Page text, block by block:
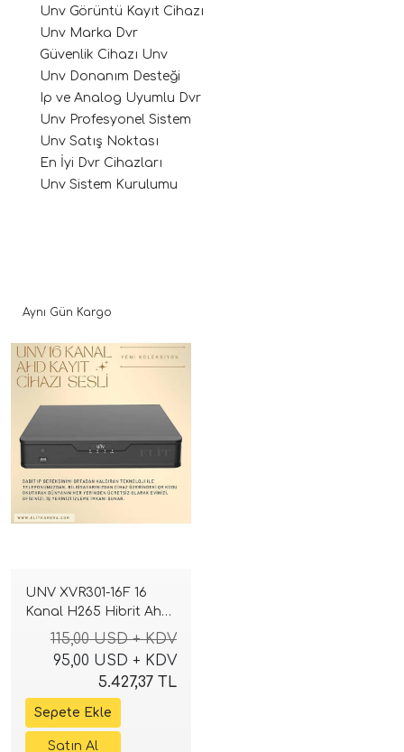
Unv Görüntü Kayıt Cihazı
Unv Marka Dvr
Güvenlik Cihazı Unv
Unv Donanım Desteği
Ip ve Analog Uyumlu Dvr
Unv Profesyonel Sistem
Unv Satış Noktası
En İyi Dvr Cihazları
Unv Sistem Kurulumu
UNV XVR301-16F 16
Kanal H265 Hibrit Ahd
Tvı Cvı Sesli Dvr Kayıt
115,00 USD + KDV
95,00 USD + KDV
5.427,37 TL
Aynı Gün Kargo